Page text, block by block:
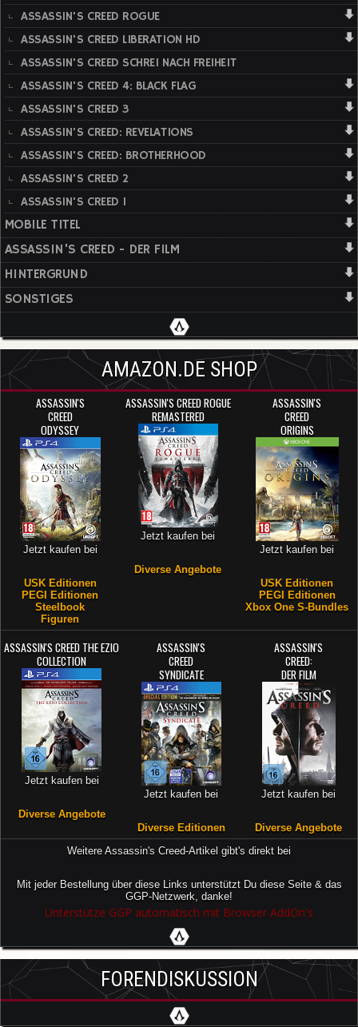
ASSASSIN'S CREED ROGUE
ASSASSIN'S CREED LIBERATION HD
ASSASSIN'S CREED SCHREI NACH FREIHEIT
ASSASSIN'S CREED 4: BLACK FLAG
ASSASSIN'S CREED 3
ASSASSIN'S CREED: REVELATIONS
ASSASSIN'S CREED: BROTHERHOOD
ASSASSIN'S CREED 2
ASSASSIN'S CREED 1
MOBILE TITEL
ASSASSIN'S CREED - DER FILM
HINTERGRUND
SONSTIGES
AMAZON.DE SHOP
ASSASSIN'S
CREED
ODYSSEY
Jetzt kaufen bei
USK Editionen
PEGI Editionen
Steelbook
Figuren
ASSASSIN'S CREED ROGUE
REMASTERED
Jetzt kaufen bei
Diverse Angebote
ASSASSIN'S
CREED
ORIGINS
Jetzt kaufen bei
USK Editionen
PEGI Editionen
Xbox One S-Bundles
ASSASSIN'S CREED THE EZIO
COLLECTION
Jetzt kaufen bei
Diverse Angebote
ASSASSIN'S
CREED
SYNDICATE
Jetzt kaufen bei
Diverse Editionen
ASSASSIN'S
CREED:
DER FILM
Jetzt kaufen bei
Diverse Angebote
Weitere Assassin's Creed-Artikel gibt's direkt bei
Mit jeder Bestellung über diese Links unterstützt Du diese Seite & das
GGP-Netzwerk, danke!
Unterstütze GGP automatisch mit Browser AddOn's
FORENDISKUSSION